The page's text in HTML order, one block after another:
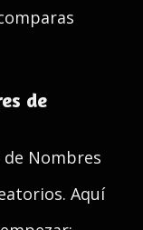
de
Nombres
Aquí